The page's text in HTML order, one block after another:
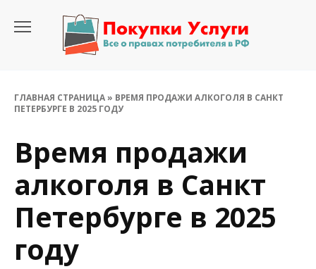
содержанию
ГЛАВНАЯ СТРАНИЦА» ВРЕМЯ ПРОДАЖИ АЛКОГОЛЯ В САНКТ
ПЕТЕРБУРГЕ В 2025 ГОДУ
Время продажи
алкоголя в Санкт
Петербурге в 2025
году